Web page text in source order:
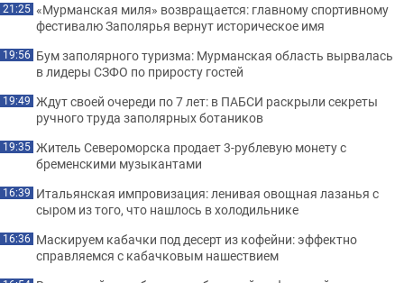
21:25 «Мурманская миля» возвращается: главному спортивному
фестивалю Заполярья вернут историческое имя
19:56 Бум заполярного туризма: Мурманская область вырвалась
в лидеры СЗФО по приросту гостей
19:49 Ждут своей очереди по 7 лет: в ПАБСИ раскрыли секреты
ручного труда заполярных ботаников
19:35 Житель Североморска продает 3-рублевую монету с
бременскими музыкантами
16:39 Итальянская импровизация: ленивая овощная лазанья с
сыром из того, что нашлось в холодильнике
16:36 Маскируем кабачки под десерт из кофейни: эффектно
справляемся с кабачковым нашествием